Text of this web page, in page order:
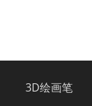
3D绘画笔